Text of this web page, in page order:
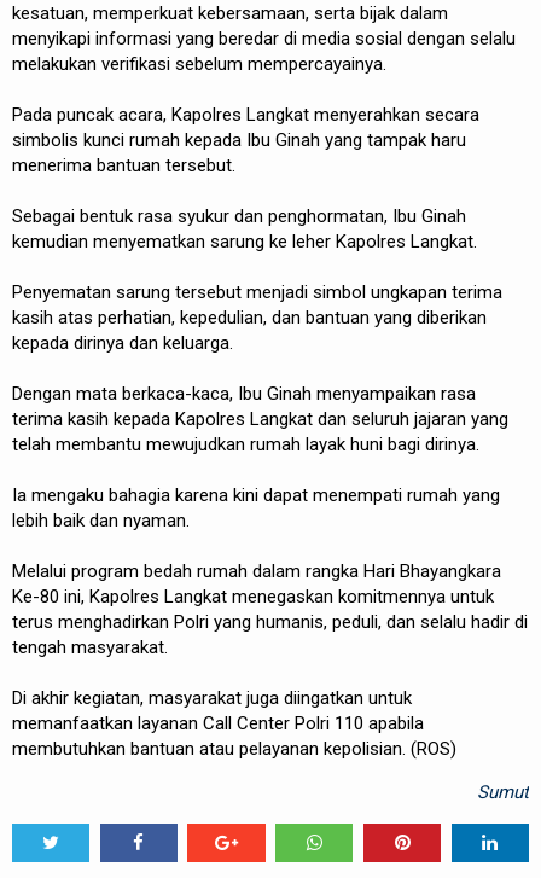
kesatuan, memperkuat kebersamaan, serta bijak dalam
menyikapi informasi yang beredar di media sosial dengan selalu
melakukan verifikasi sebelum mempercayainya.
Pada puncak acara, Kapolres Langkat menyerahkan secara
simbolis kunci rumah kepada Ibu Ginah yang tampak haru
menerima bantuan tersebut.
Sebagai bentuk rasa syukur dan penghormatan, Ibu Ginah
kemudian menyematkan sarung ke leher Kapolres Langkat.
Penyematan sarung tersebut menjadi simbol ungkapan terima
kasih atas perhatian, kepedulian, dan bantuan yang diberikan
kepada dirinya dan keluarga.
Dengan mata berkaca-kaca, Ibu Ginah menyampaikan rasa
terima kasih kepada Kapolres Langkat dan seluruh jajaran yang
telah membantu mewujudkan rumah layak huni bagi dirinya.
Ia mengaku bahagia karena kini dapat menempati rumah yang
lebih baik dan nyaman.
Melalui program bedah rumah dalam rangka Hari Bhayangkara
Ke-80 ini, Kapolres Langkat menegaskan komitmennya untuk
terus menghadirkan Polri yang humanis, peduli, dan selalu hadir di
tengah masyarakat.
Di akhir kegiatan, masyarakat juga diingatkan untuk
memanfaatkan layanan Call Center Polri 110 apabila
membutuhkan bantuan atau pelayanan kepolisian. (ROS)
Sumut